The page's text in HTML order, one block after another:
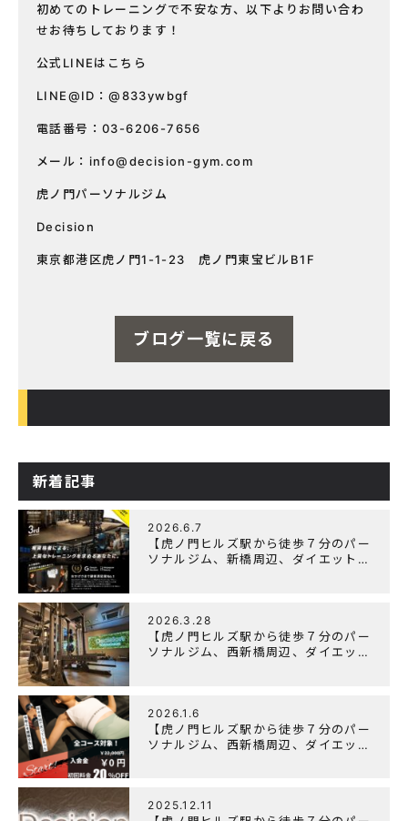
初めてのトレーニングで不安な方、以下よりお問い合わ
せお待ちしております！
公式LINEはこちら
LINE@ID：@833ywbgf
電話番号：03-6206-7656
メール： info@decision-gym.com
虎ノ門パーソナルジム
Decision
東京都港区虎ノ門1-1-23 虎ノ門東宝ビルB1F
ブログ一覧に戻る
新着記事
2026.6.7
【虎ノ門ヒルズ駅から徒歩７分のパー
ソナルジム、新橋周辺、ダイエットに
2026.3.28
【虎ノ門ヒルズ駅から徒歩７分のパー
ソナルジム、西新橋周辺、ダイエット
2026.1.6
【虎ノ門ヒルズ駅から徒歩７分のパー
ソナルジム、西新橋周辺、ダイエット
2025.12.11